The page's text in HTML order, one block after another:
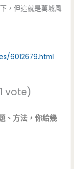
，但這就是萬城風
6012679.html
vote)
、方法，你給幾